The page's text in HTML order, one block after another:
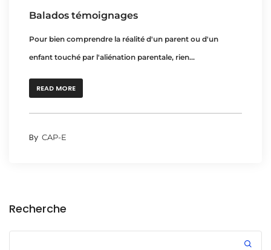
Balados témoignages
Pour bien comprendre la réalité d'un parent ou d'un
enfant touché par l'aliénation parentale, rien...
READ MORE
By CAP-E
Recherche